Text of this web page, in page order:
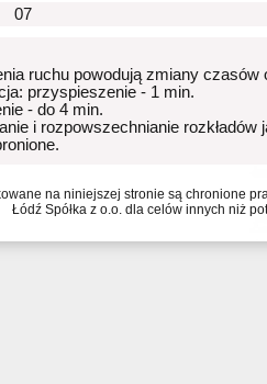
07
ruchu powodują zmiany czasów
przyspieszenie - 1 min.
- do 4 min.
i rozpowszechnianie
na niniejszej stronie są chronione
Łódź Spółka z o.o. dla celów innych niż